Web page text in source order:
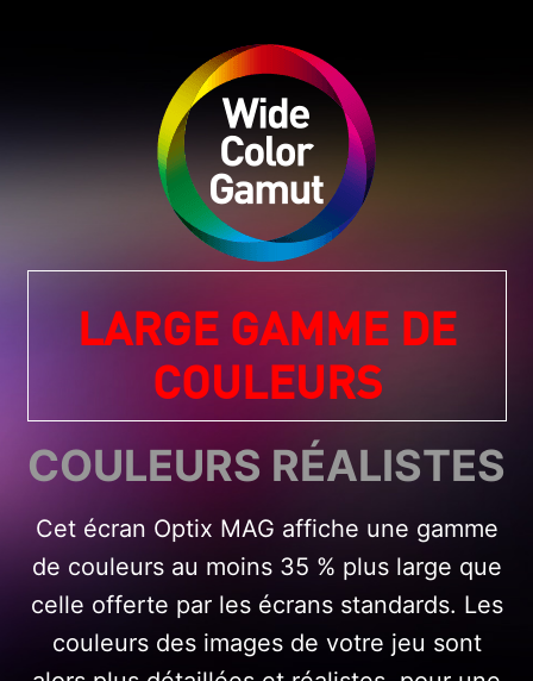
LARGE GAMME DE
COULEURS
COULEURS RÉALISTES
Cet écran Optix MAG affiche une gamme
de couleurs au moins 35 % plus large que
celle offerte par les écrans standards. Les
couleurs des images de votre jeu sont